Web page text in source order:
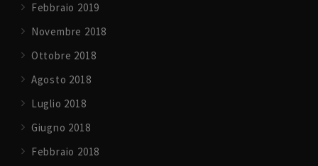
Febbraio 2019
Novembre 2018
Ottobre 2018
Agosto 2018
Luglio 2018
Giugno 2018
Febbraio 2018